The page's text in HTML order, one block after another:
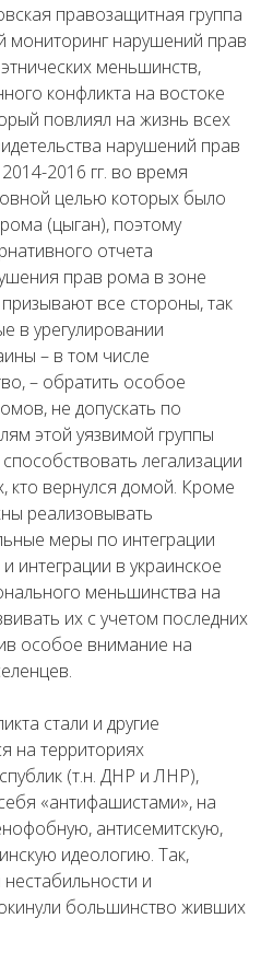
правозащитная группа
мониторинг нарушений прав
меньшинств,
конфликта на востоке
повлиял на жизнь всех
нарушений прав
2016 гг. во время
целью которых было
(цыган), поэтому
отчета
прав рома в зоне
все стороны, так
в урегулировании
– в том числе
– обратить особое
не допускать по
этой уязвимой группы
легализации
кто вернулся домой. Кроме
реализовывать
меры по интеграции
интеграции в украинское
меньшинства на
их с учетом последних
особое внимание на
стали и другие
на территориях
(т.н. ДНР и ЛНР),
«антифашистами», на
антисемитскую,
идеологию. Так,
и
большинство живших